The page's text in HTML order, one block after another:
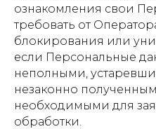
ознакомления свои
требовать от
блокирования или
если Персональные
неполными,
незаконно
необходимыми для
обработки.